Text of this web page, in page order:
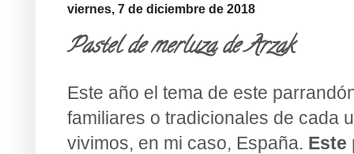
viernes, 7 de diciembre de 2018
Pastel de merluza de Arzak
Este año el tema de este
familiares o tradicionales de cada
vivimos, en mi caso, España. Este